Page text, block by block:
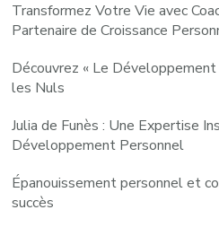
Transformez Votre Vie avec
Partenaire de Croissance
Découvrez « Le
les Nuls
Julia de Funès : Une Expertise
Développement Personnel
Épanouissement personnel et
succès